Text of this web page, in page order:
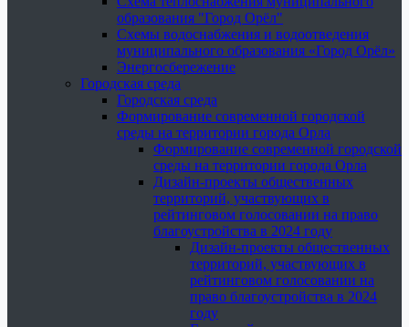
образования "Город Орёл"
Схемы водоснабжения и водоотведения
муниципального образования «Город Орёл»
Энергосбережение
Городская среда
Городская среда
Формирование современной городской
среды на территории города Орла
Формирование современной городской
среды на территории города Орла
Дизайн-проекты общественных
территорий, участвующих в
рейтинговом голосовании на право
благоустройства в 2024 году
Дизайн-проекты общественных
территорий, участвующих в
рейтинговом голосовании на
право благоустройства в 2024
году